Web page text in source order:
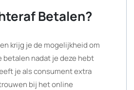
Betalen?
krijg je de mogelijkheid om
betalen nadat je deze hebt
je als consument extra
bij het online